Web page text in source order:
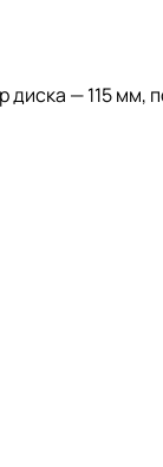
— 115 мм,